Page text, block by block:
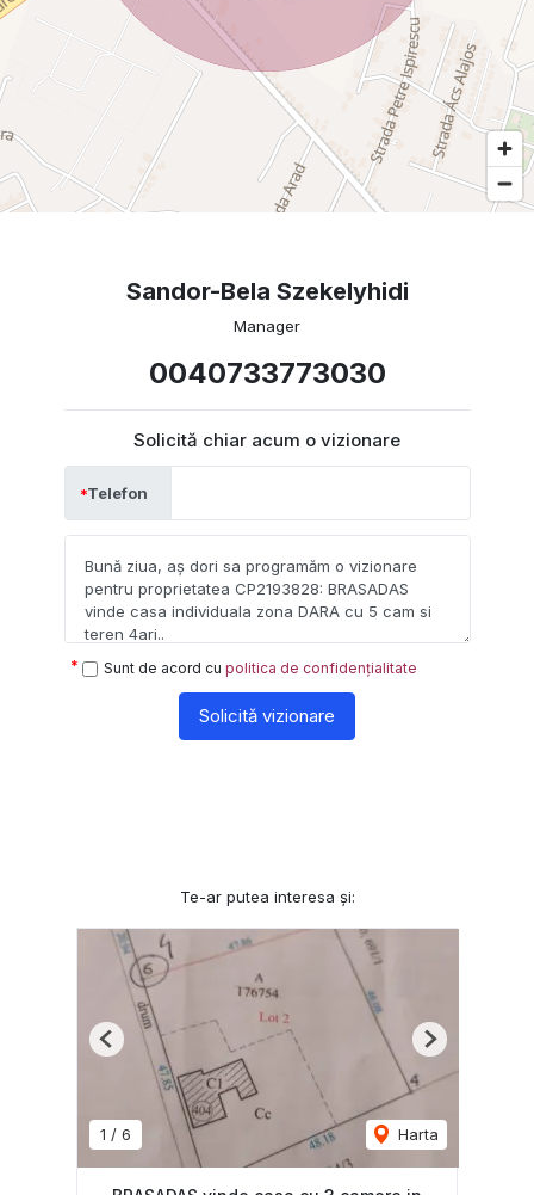
Sandor-Bela Szekelyhidi
Manager
0040733773030
Solicită chiar acum o vizionare
Telefon
Sunt de acord cu politica de confidențialitate
Solicită vizionare
Te-ar putea interesa și:
1 / 6 Harta
Previous Next